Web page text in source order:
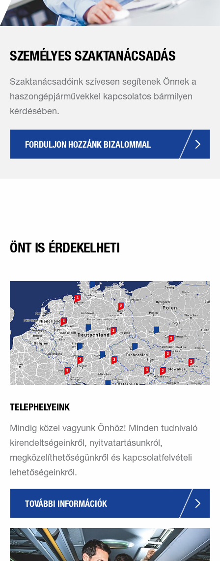
SZEMÉLYES SZAKTANÁCSADÁS
Szaktanácsadóink szívesen segítenek Önnek a
haszongépjárművekkel kapcsolatos bármilyen
kérdésében.
FORDULJON HOZZÁNK BIZALOMMAL
ÖNT IS ÉRDEKELHETI
TELEPHELYEINK
Mindig közel vagyunk Önhöz! Minden tudnivaló
kirendeltségeinkről, nyitvatartásunkról,
megközelíthetőségünkről és kapcsolatfelvételi
lehetőségeinkről.
TOVÁBBI INFORMÁCIÓK